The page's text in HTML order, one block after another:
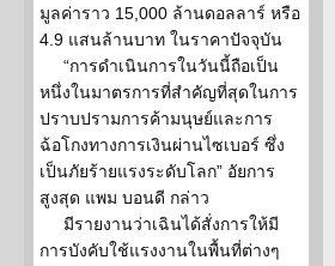
มูลค่าราว 15,000 ล้านดอลลาร์ หรือ
4.9 แสนล้านบาท ในราคาปัจจุบัน
“การดำเนินการในวันนี้ถือเป็น
หนึ่งในมาตรการที่สำคัญที่สุดในการ
ปราบปรามการค้ามนุษย์และการ
ฉ้อโกงทางการเงินผ่านไซเบอร์ ซึ่ง
เป็นภัยร้ายแรงระดับโลก” อัยการ
สูงสุด แพม บอนดี กล่าว
มีรายงานว่าเฉินได้สั่งการให้มี
การบังคับใช้แรงงานในพื้นที่ต่างๆ